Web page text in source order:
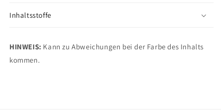
Inhaltsstoffe
HINWEIS: Kann zu Abweichungen bei der Farbe des Inhalts
kommen.